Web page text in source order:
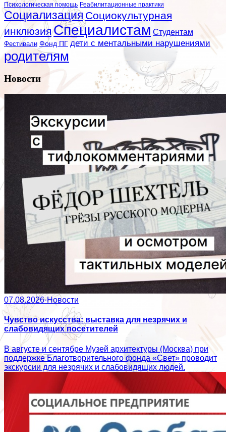
Психологическая помощь Реабилитационные практики
Социализация Социокультурная
инклюзия Специалистам Студентам
Фестивали Фонд ПГ дети с ментальными нарушениями
родителям
Новости
07.08.2026·Новости
Чувство искусства: выставка для незрячих и
слабовидящих посетителей
В августе и сентябре Музей архитектуры (Москва) при
поддержке Благотворительного фонда «Свет» проводит
экскурсии для незрячих и слабовидящих людей.